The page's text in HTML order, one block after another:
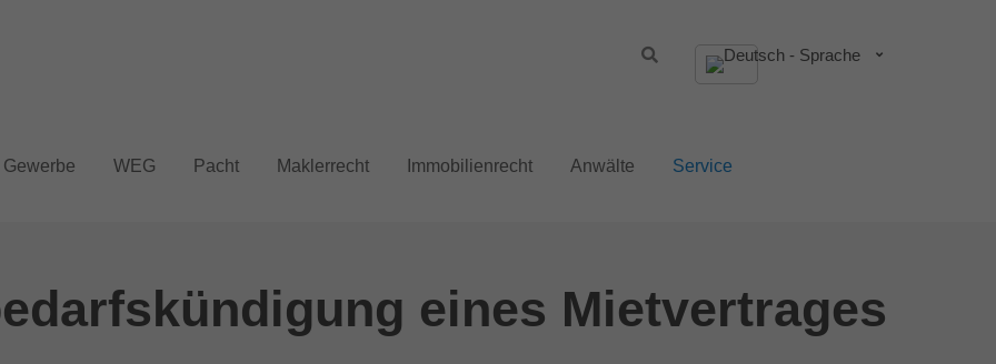
Der Eintrag "offcanvas-col4" existiert
Gewerbe WEG Pacht Maklerrecht Immobilienrecht Anwälte Service
eines Mietvertrages